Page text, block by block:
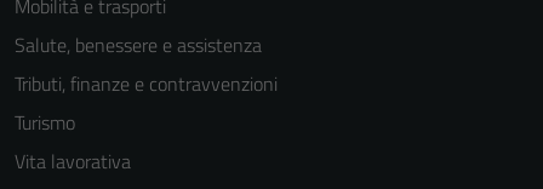
Mobilità e trasporti
Salute, benessere e assistenza
Tributi, finanze e contravvenzioni
Turismo
Vita lavorativa